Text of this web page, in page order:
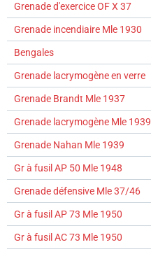
Grenade d'exercice OF X 37
Grenade incendiaire Mle 1930
Bengales
Grenade lacrymogène en verre
Grenade Brandt Mle 1937
Grenade lacrymogène Mle 1939
Grenade Nahan Mle 1939
Gr à fusil AP 50 Mle 1948
Grenade défensive Mle 37/46
Gr à fusil AP 73 Mle 1950
Gr à fusil AC 73 Mle 1950